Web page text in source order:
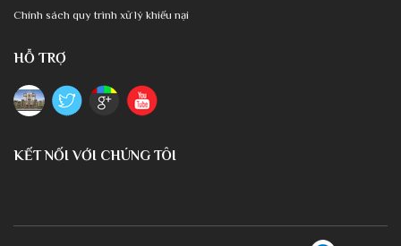
Chính sách quy trình xử lý khiếu nại
HỖ TRỢ
KẾT NỐI VỚI CHÚNG TÔI